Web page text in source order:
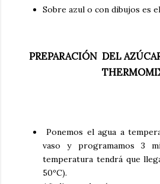
Sobre azul o con dibujos es
PREPARACIÓN DEL
Ponemos el agua a
vaso y programamos 3
temperatura tendrá que
50ºC).